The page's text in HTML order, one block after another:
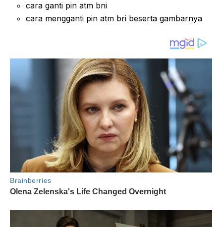
cara ganti pin atm bni
cara mengganti pin atm bri beserta gambarnya